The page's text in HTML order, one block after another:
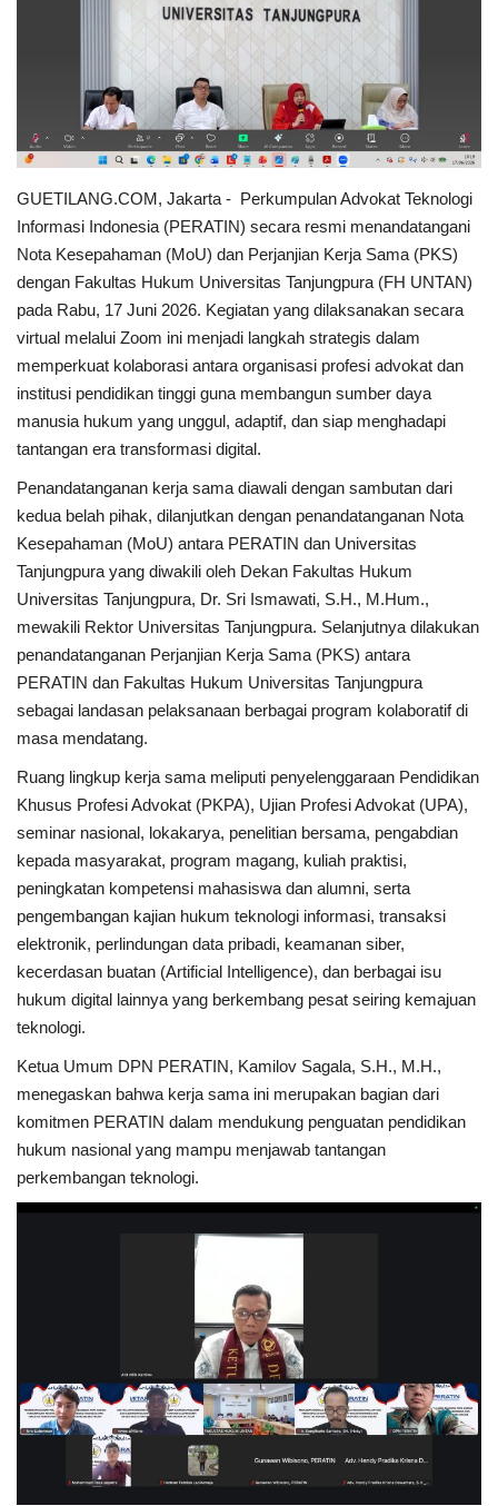
UMKM & Ekonomi Kreatif
Pekerja Migran Indonesia
Ekonomi
Pendidikan
Informasi Journalism
Olahraga
Kesehatan
Layanan Publik
GUETILANG.COM, Jakarta - Perkumpulan Advokat Teknologi
Informasi Indonesia (PERATIN) secara resmi menandatangani
Nota Kesepahaman (MoU) dan Perjanjian Kerja Sama (PKS)
dengan Fakultas Hukum Universitas Tanjungpura (FH UNTAN)
pada Rabu, 17 Juni 2026. Kegiatan yang dilaksanakan secara
virtual melalui Zoom ini menjadi langkah strategis dalam
memperkuat kolaborasi antara organisasi profesi advokat dan
institusi pendidikan tinggi guna membangun sumber daya
manusia hukum yang unggul, adaptif, dan siap menghadapi
tantangan era transformasi digital.
Penandatanganan kerja sama diawali dengan sambutan dari
kedua belah pihak, dilanjutkan dengan penandatanganan Nota
Kesepahaman (MoU) antara PERATIN dan Universitas
Tanjungpura yang diwakili oleh Dekan Fakultas Hukum
Universitas Tanjungpura, Dr. Sri Ismawati, S.H., M.Hum.,
mewakili Rektor Universitas Tanjungpura. Selanjutnya dilakukan
penandatanganan Perjanjian Kerja Sama (PKS) antara
PERATIN dan Fakultas Hukum Universitas Tanjungpura
sebagai landasan pelaksanaan berbagai program kolaboratif di
masa mendatang.
Ruang lingkup kerja sama meliputi penyelenggaraan Pendidikan
Khusus Profesi Advokat (PKPA), Ujian Profesi Advokat (UPA),
seminar nasional, lokakarya, penelitian bersama, pengabdian
kepada masyarakat, program magang, kuliah praktisi,
peningkatan kompetensi mahasiswa dan alumni, serta
pengembangan kajian hukum teknologi informasi, transaksi
elektronik, perlindungan data pribadi, keamanan siber,
kecerdasan buatan (Artificial Intelligence), dan berbagai isu
hukum digital lainnya yang berkembang pesat seiring kemajuan
teknologi.
Ketua Umum DPN PERATIN, Kamilov Sagala, S.H., M.H.,
menegaskan bahwa kerja sama ini merupakan bagian dari
komitmen PERATIN dalam mendukung penguatan pendidikan
hukum nasional yang mampu menjawab tantangan
perkembangan teknologi.